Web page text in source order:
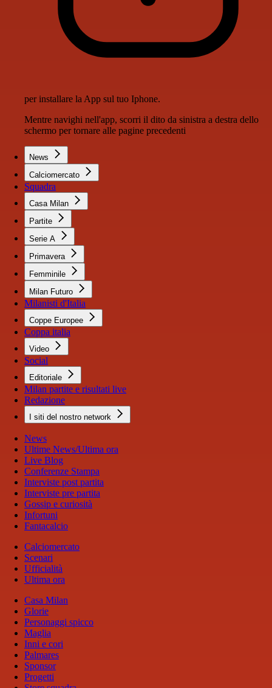
per installare la App sul tuo Iphone.
Mentre navighi nell'app, scorri il dito da sinistra a destra dello
schermo per tornare alle pagine precedenti
News
Calciomercato
Squadra
Casa Milan
Partite
Serie A
Primavera
Femminile
Milan Futuro
Milanisti d'Italia
Coppe Europee
Coppa italia
Video
Social
Editoriale
Milan partite e risultati live
Redazione
I siti del nostro network
News
Ultime News/Ultima ora
Live Blog
Conferenze Stampa
Interviste post partita
Interviste pre partita
Gossip e curiosità
Infortuni
Fantacalcio
Calciomercato
Scenari
Ufficialità
Ultima ora
Casa Milan
Glorie
Personaggi spicco
Maglia
Inni e cori
Palmares
Sponsor
Progetti